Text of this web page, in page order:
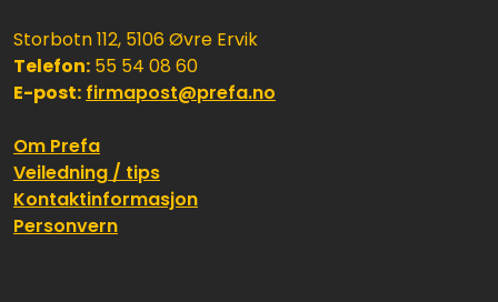
Storbotn 112, 5106 Øvre Ervik
Telefon: 55 54 08 60
E-post: firmapost@prefa.no
Om Prefa
Veiledning / tips
Kontaktinformasjon
Personvern